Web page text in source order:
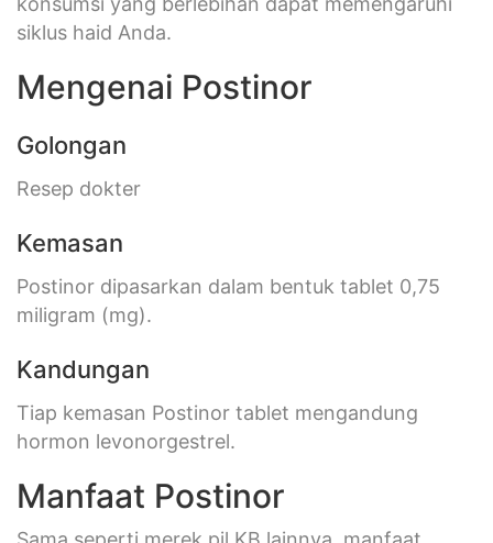
siklus haid Anda.
Mengenai Postinor
Golongan
Resep dokter
Kemasan
Postinor dipasarkan dalam bentuk tablet 0,75
miligram (mg).
Kandungan
Tiap kemasan Postinor tablet mengandung
hormon levonorgestrel.
Manfaat Postinor